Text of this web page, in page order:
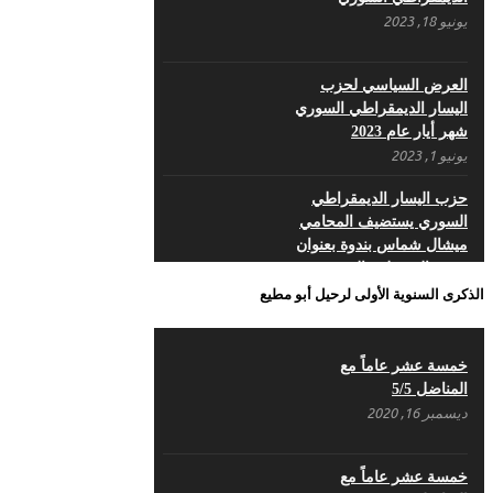
مايو 8, 2022
أبريل 25, 2022
في ذكرى تأسيس حزب اليسار الديمقراطي
أبريل 17, 2022
يونيو 18, 2023
العرض السياسي لحزب
اليسار الديمقراطي السوري
شهر أيار عام 2023
يونيو 1, 2023
حزب اليسار الديمقراطي
السوري يستضيف المحامي
ميشال شماس بندوة بعنوان
تكشف الألية الدولية
بيـــــــــــان الشَرعية الَتي
سَقَطَت بِدِماءِ الشُهَداء لَن
مايو 18, 2023
الذكرى السنوية الأولى لرحيل أبو مطيع
خمسة عشر عاماً مع
المناضل 5/5
ديسمبر 16, 2020
خمسة عشر عاماً مع